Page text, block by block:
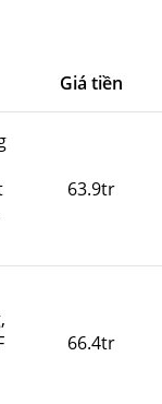
Giá tiền
63.9tr
66.4tr